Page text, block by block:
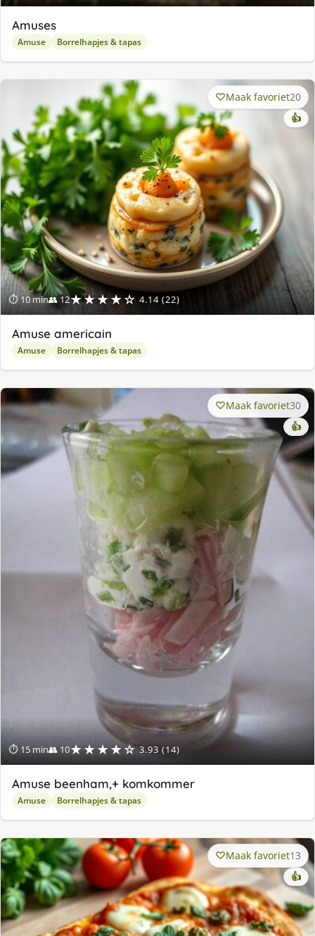
Amuses
Amuse Borrelhapjes & tapas
⏱ 10 min👥 12★★★★☆ 4.14 (22)
Maak favoriet20
👍
Amuse americain
Amuse Borrelhapjes & tapas
⏱ 15 min👥 10★★★★☆ 3.93 (14)
Maak favoriet30
👍
Amuse beenham,+ komkommer
Amuse Borrelhapjes & tapas
Maak favoriet13
👍